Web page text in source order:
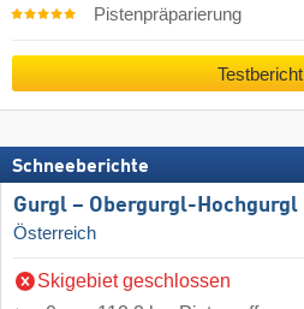
Pistenpräparierung
Testbericht
Schneeberichte
Gurgl – Obergurgl-Hochgurgl
Österreich
Skigebiet geschlossen